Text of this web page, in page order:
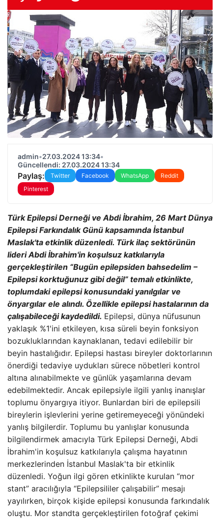
admin•27.03.2024 13:34•
Güncellendi: 27.03.2024 13:34
Paylaş: Twitter Facebook WhatsApp
Reddit
Pinterest
Türk Epilepsi Derneği ve Abdi İbrahim, 26 Mart Dünya
Epilepsi Farkındalık Günü kapsamında İstanbul
Maslak'ta etkinlik düzenledi. Türk ilaç sektörünün
lideri Abdi İbrahim'in koşulsuz katkılarıyla
gerçekleştirilen “Bugün epilepsiden bahsedelim –
Epilepsi korktuğunuz gibi değil” temalı etkinlikte,
toplumdaki epilepsi konusundaki yanılgılar ve
önyargılar ele alındı. Özellikle epilepsi hastalarının da
çalışabileceği kaydedildi. Epilepsi, dünya nüfusunun
yaklaşık %1'ini etkileyen, kısa süreli beyin fonksiyon
bozukluklarından kaynaklanan, tedavi edilebilir bir
beyin hastalığıdır. Epilepsi hastası bireyler doktorlarının
önerdiği tedaviye uydukları sürece nöbetleri kontrol
altına alınabilmekte ve günlük yaşamlarına devam
edebilmektedir. Ancak epilepsiyle ilgili yanlış inanışlar
toplumu önyargıya itiyor. Bunlardan biri de epilepsili
bireylerin işlevlerini yerine getiremeyeceği yönündeki
yanlış bilgilerdir. Toplumu bu yanlışlar konusunda
bilgilendirmek amacıyla Türk Epilepsi Derneği, Abdi
İbrahim'in koşulsuz katkılarıyla çalışma hayatının
merkezlerinden İstanbul Maslak'ta bir etkinlik
düzenledi. Yoğun ilgi gören etkinlikte kurulan “mor
stant” aracılığıyla “Epilepsililer çalışabilir” mesajı
yayılırken, birçok kişide epilepsi konusunda farkındalık
oluştu. Mor standta gerçekleştirilen fotoğraf çekimi